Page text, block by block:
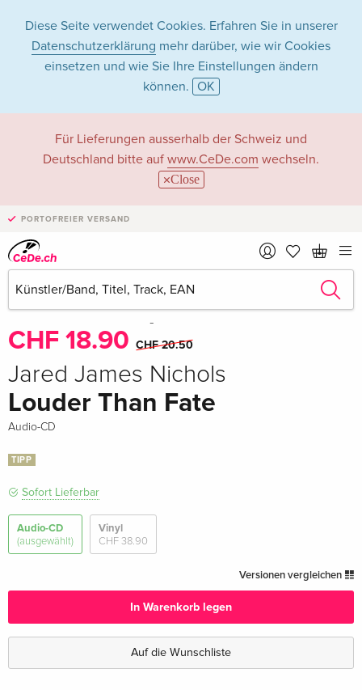
Diese Seite verwendet Cookies. Erfahren Sie in unserer
Datenschutzerklärung mehr darüber, wie wir Cookies
einsetzen und wie Sie Ihre Einstellungen ändern
können. OK
Für Lieferungen ausserhalb der Schweiz und
Deutschland bitte auf www.CeDe.com wechseln.
Close
PORTOFREIER VERSAND
CHF 18.90 CHF 20.50
Jared James Nichols
Louder Than Fate
Audio-CD
TIPP
Sofort Lieferbar
Audio-CD
(ausgewählt)
Vinyl
CHF 38.90
Versionen vergleichen
In Warenkorb legen
Auf die Wunschliste